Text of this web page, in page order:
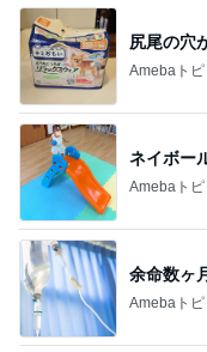
尻尾の穴
Amebaトピ
ネイボー
Amebaトピ
余命数ヶ
Amebaトピ